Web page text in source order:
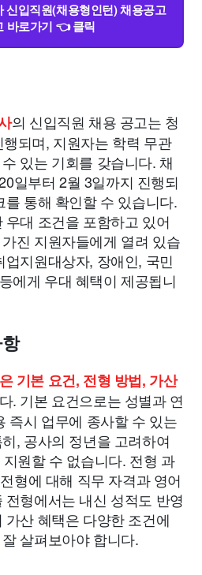
신입직원(채용형인턴) 채용공고
바로가기 👈 클릭
의 신입직원 채용 공고는 청
되며, 지원자는 학력 무관
있는 기회를 갖습니다. 채
일부터 2월 3일까지 진행되
통해 확인할 수 있습니다.
대 조건을 포함하고 있어
진 지원자들에게 열려 있습
지원대상자, 장애인, 국민
에게 우대 혜택이 제공됩니
기본 요건, 전형 방법, 가산
. 기본 요건으로는 성별과 연
즉시 업무에 종사할 수 있는
, 공사의 정년을 고려하여
원할 수 없습니다. 전형 과
형에 대해 직무 자격과 영어
형에서는 내신 성적도 반영
산 혜택은 다양한 조건에
살펴보아야 합니다.